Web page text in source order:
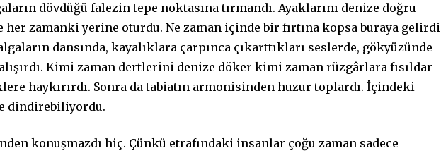
dövdüğü falezin tepe noktasına tırmandı. Ayaklarını denize doğru
her zamanki yerine oturdu. Ne zaman içinde bir fırtına kopsa buraya
dansında, kayalıklara çarpınca çıkarttıkları seslerde, gökyüzünde
Kimi zaman dertlerini denize döker kimi zaman rüzgârlara fısıldar
haykırırdı. Sonra da tabiatın armonisinden huzur toplardı. İçindeki
dindirebiliyordu.
konuşmazdı hiç. Çünkü etrafındaki insanlar çoğu zaman sadece